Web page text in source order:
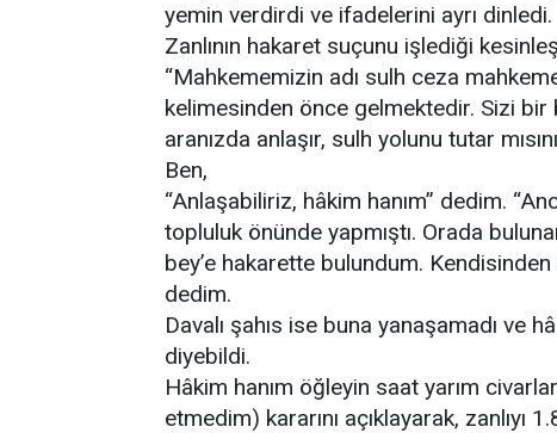
yemin verdirdi ve ifadelerini ayrı dinledi.
Zanlının hakaret suçunu işlediği
“Mahkememizin adı sulh ceza
kelimesinden önce gelmektedir. Sizi
aranızda anlaşır, sulh yolunu tutar
Ben,
“Anlaşabiliriz, hâkim hanım” dedim.
topluluk önünde yapmıştı. Orada
bey’e hakarette bulundum.
dedim.
Davalı şahıs ise buna yanaşamadı ve
diyebildi.
Hâkim hanım öğleyin saat yarım
etmedim) kararını açıklayarak, zanlıyı